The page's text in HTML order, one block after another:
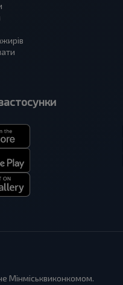
Мінміськвиконкомом.